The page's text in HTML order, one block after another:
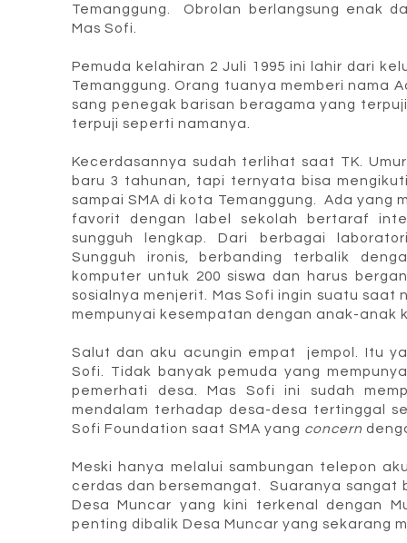
Temanggung. Obrolan berlangsung enak
Mas Sofi.
Pemuda kelahiran 2 Juli 1995 ini lahir dari
Temanggung. Orang tuanya memberi nama
sang penegak barisan beragama yang
terpuji seperti namanya.
Kecerdasannya sudah terlihat saat TK.
baru 3 tahunan, tapi ternyata bisa
sampai SMA di kota Temanggung. Ada yang
favorit dengan label sekolah bertaraf
sungguh lengkap. Dari berbagai
Sungguh ironis, berbanding terbalik
komputer untuk 200 siswa dan harus
sosialnya menjerit. Mas Sofi ingin suatu
mempunyai kesempatan dengan anak-
Salut dan aku acungin empat jempol. Itu
Sofi. Tidak banyak pemuda yang
pemerhati desa. Mas Sofi ini sudah
mendalam terhadap desa-desa tertinggal
Sofi Foundation saat SMA yang concern
Meski hanya melalui sambungan telepon
cerdas dan bersemangat. Suaranya
Desa Muncar yang kini terkenal dengan
penting dibalik Desa Muncar yang sekarang